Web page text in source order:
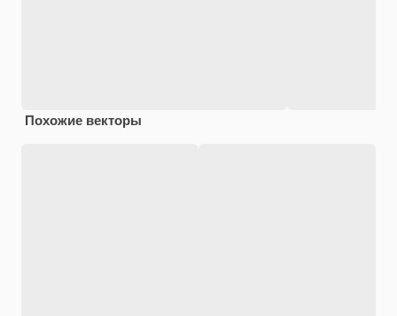
Похожие векторы